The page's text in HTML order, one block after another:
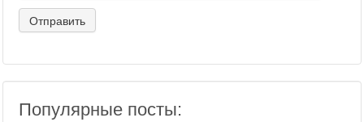
Популярные посты: